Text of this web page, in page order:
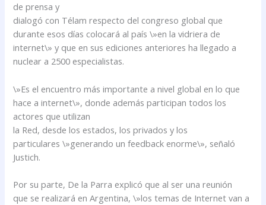
de prensa y
dialogó con Télam respecto del congreso global que
durante esos días colocará al país \»en la vidriera de
internet\» y que en sus ediciones anteriores ha llegado a
nuclear a 2500 especialistas.
\»Es el encuentro más importante a nivel global en lo que
hace a internet\», donde además participan todos los
actores que utilizan
la Red, desde los estados, los privados y los
particulares \»generando un feedback enorme\», señaló
Justich.
Por su parte, De la Parra explicó que al ser una reunión
que se realizará en Argentina, \»los temas de Internet van a